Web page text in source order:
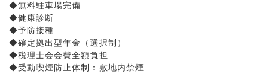
◆無料駐車場完備
◆健康診断
◆予防接種
◆確定拠出型年金（選択制）
◆税理士会会費全額負担
◆受動喫煙防止体制：敷地内禁煙